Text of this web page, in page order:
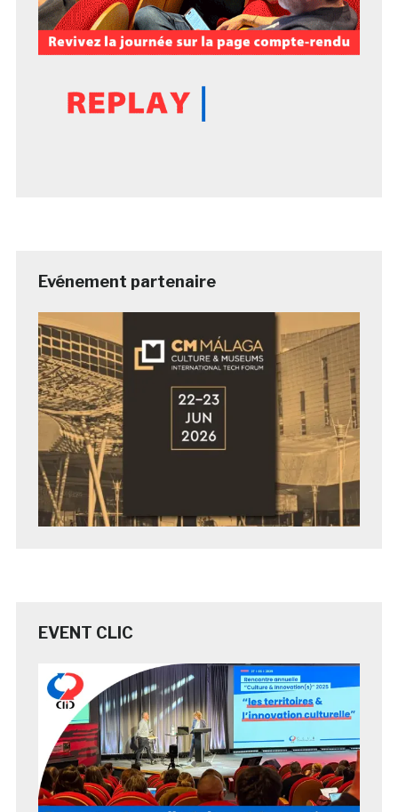
Evénement partenaire
EVENT CLIC